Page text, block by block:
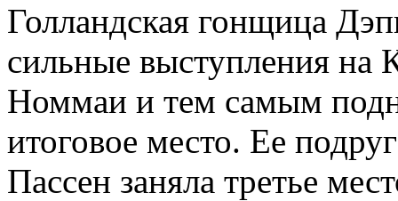
Голландская гонщица
сильные выступления на
Номмаи и тем самым
итоговое место. Ее
Пассен заняла третье